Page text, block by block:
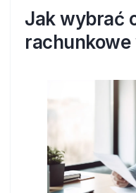
Jak wybrać
rachunkowe